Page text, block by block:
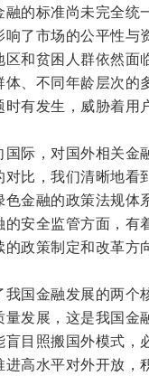
的标准尚未完全统
了市场的公平性与
和贫困人群依然面
、不同年龄层次
有发生，威胁着用
际，对国外相关金
比，我们清晰地看
金融的政策法规体
安全监管方面，
政策制定和改革方
国金融发展的两个
发展，这是我国
目照搬国外模式
高水平对外开放